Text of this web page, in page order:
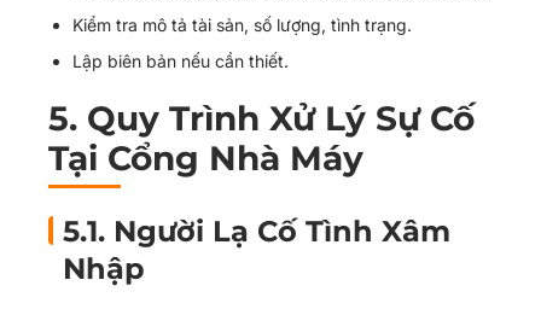
Kiểm tra mô tả tài sản, số lượng, tình trạng.
Lập biên bản nếu cần thiết.
5. Quy Trình Xử Lý Sự Cố
Tại Cổng Nhà Máy
5.1. Người Lạ Cố Tình Xâm
Nhập